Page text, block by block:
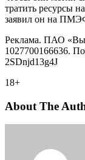
тратить ресурсы
заявил он на
Реклама. ПАО
1027700166636.
2SDnjd13g4J
18+
About The